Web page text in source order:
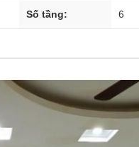
Số tầng: 6